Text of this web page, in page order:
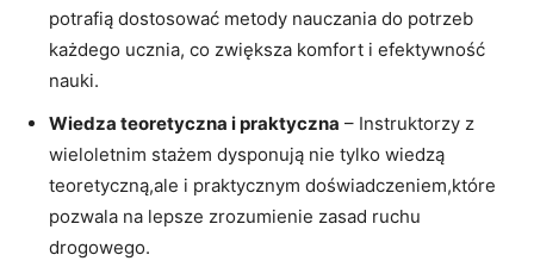
potrafią dostosować metody nauczania⁢ do potrzeb
‌każdego ucznia, co⁢ zwiększa komfort ‍i⁣ efektywność
nauki.
Wiedza teoretyczna ⁢i⁤ praktyczna –⁢ Instruktorzy z
wieloletnim stażem dysponują nie tylko wiedzą
teoretyczną,ale i praktycznym doświadczeniem,które
pozwala na lepsze zrozumienie zasad ruchu
drogowego.